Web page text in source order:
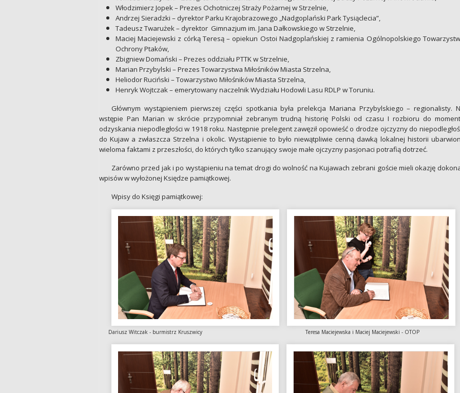
Włodzimierz Jopek – Prezes Ochotniczej Straży Pożarnej w Strzelnie,
Andrzej Sieradzki – dyrektor Parku Krajobrazowego „Nadgoplański Park Tysiąclecia”,
Tadeusz Twarużek – dyrektor Gimnazjum im. Jana Dałkowskiego w Strzelnie,
Maciej Maciejewski z córką Teresą – opiekun Ostoi Nadgoplańskiej z ramienia Ogólnopolskiego
Ochrony Ptaków,
Zbigniew Domański – Prezes oddziału PTTK w Strzelnie,
Marian Przybylski – Prezes Towarzystwa Miłośników Miasta Strzelna,
Heliodor Ruciński – Towarzystwo Miłośników Miasta Strzelna,
Henryk Wojtczak – emerytowany naczelnik Wydziału Hodowli Lasu RDLP w Toruniu.
Głównym wystąpieniem pierwszej części spotkania była prelekcja Mariana Przybylskiego – regionalisty.
wstępie Pan Marian w skrócie przypomniał zebranym trudną historię Polski od czasu I rozbioru do
odzyskania niepodległości w 1918 roku. Następnie prelegent zawęził opowieść o drodze ojczyzny do
do Kujaw a zwłaszcza Strzelna i okolic. Wystąpienie to było niewątpliwie cenną dawką lokalnej historii
wieloma faktami z przeszłości, do których tylko szanujący swoje małe ojczyzny pasjonaci potrafią dotrzeć.
Zarówno przed jak i po wystąpieniu na temat drogi do wolność na Kujawach zebrani goście mieli okazję
wpisów w wyłożonej Księdze pamiątkowej.
Wpisy do Księgi pamiątkowej:
Dariusz Witczak - burmistrz Kruszwicy Teresa Maciejewska i Maciej Maciejewski - OTOP